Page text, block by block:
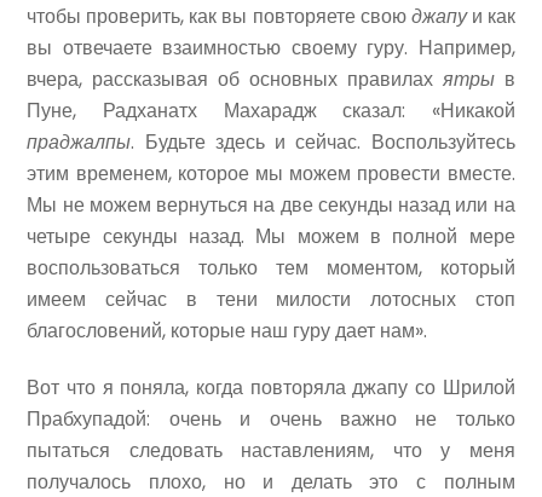
чтобы проверить, как вы повторяете своюджапуи как
вы отвечаете взаимностью своему гуру. Например,
вчера, рассказывая об основных правилах ятрыв
Пуне, Радханатх Махарадж сказал: «Никакой
праджалпы. Будьте здесь и сейчас. Воспользуйтесь
этим временем, которое мы можем провести вместе.
Мы не можем вернуться на две секунды назад или на
четыре секунды назад. Мы можем в полной мере
воспользоваться только тем моментом, который
имеем сейчас в тени милости лотосных стоп
благословений, которые наш гуру дает нам».
Вот что я поняла, когда повторяла джапу со Шрилой
Прабхупадой: очень и очень важно не только
пытаться следовать наставлениям, что у меня
получалось плохо, но и делать это с полным